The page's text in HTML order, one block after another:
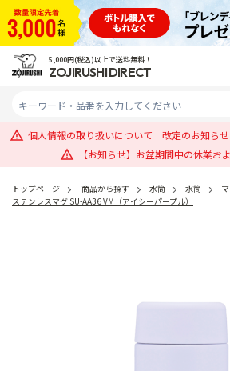
5,000円(税込)以上で送料無料！
ZOJIRUSHI DIRECT
個人情報の取り扱いについて 改定のお知ら
【お知らせ】お盆期間中の休業お
トップページ 商品から探す 水筒 水筒
ステンレスマグ SU-AA36 VM（アイシーパープル）